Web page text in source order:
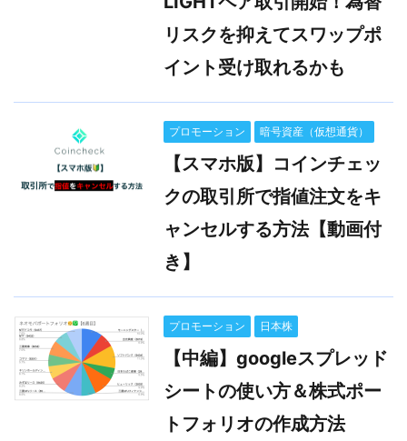
リスクを抑えてスワップポ
イント受け取れるかも
プロモーション 暗号資産（仮想通貨）
【スマホ版】コインチェッ
クの取引所で指値注文をキ
ャンセルする方法【動画付
き】
プロモーション 日本株
【中編】googleスプレッド
シートの使い方＆株式ポー
トフォリオの作成方法